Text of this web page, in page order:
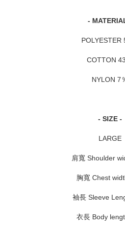
-
POLYESTER
COTTON
NYLON 7
- SIZE -
LARGE
肩寬 Shoulder
胸寬 Chest
袖長 Sleeve
衣長 Body